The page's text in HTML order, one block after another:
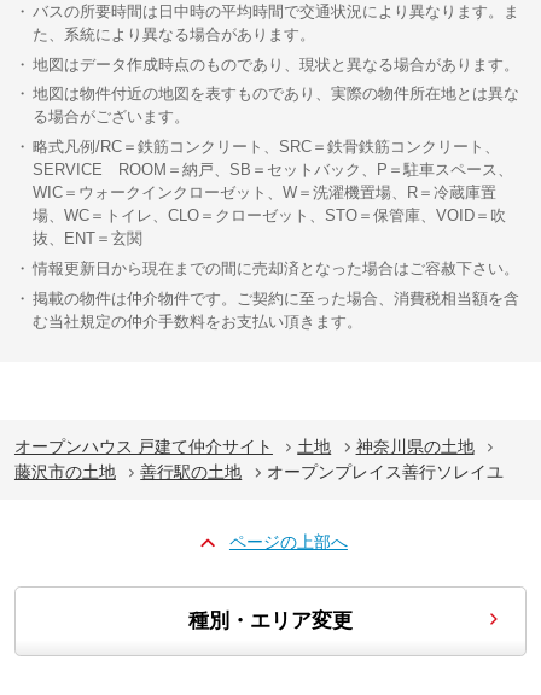
バスの所要時間は日中時の平均時間で交通状況により異なります。ま
た、系統により異なる場合があります。
地図はデータ作成時点のものであり、現状と異なる場合があります。
地図は物件付近の地図を表すものであり、実際の物件所在地とは異な
る場合がございます。
略式凡例/RC＝鉄筋コンクリート、SRC＝鉄骨鉄筋コンクリート、
SERVICE ROOM＝納戸、SB＝セットバック、P＝駐車スペース、
WIC＝ウォークインクローゼット、W＝洗濯機置場、R＝冷蔵庫置
場、WC＝トイレ、CLO＝クローゼット、STO＝保管庫、VOID＝吹
抜、ENT＝玄関
情報更新日から現在までの間に売却済となった場合はご容赦下さい。
掲載の物件は仲介物件です。ご契約に至った場合、消費税相当額を含
む当社規定の仲介手数料をお支払い頂きます。
オープンハウス 戸建て仲介サイト 土地
神奈川県の土地
藤沢市の土地
善行駅の土地 オープンプレイス善行ソレイユ
ページの上部へ
種別・エリア変更